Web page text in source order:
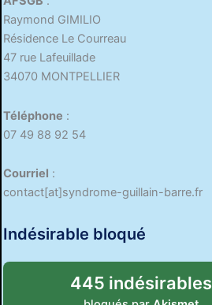
Raymond GIMILIO
Résidence Le Courreau
47 rue Lafeuillade
34070 MONTPELLIER
Téléphone :
07 49 88 92 54
Courriel :
contact[at]syndrome-guillain-barre.fr
Indésirable bloqué
445 indésirables